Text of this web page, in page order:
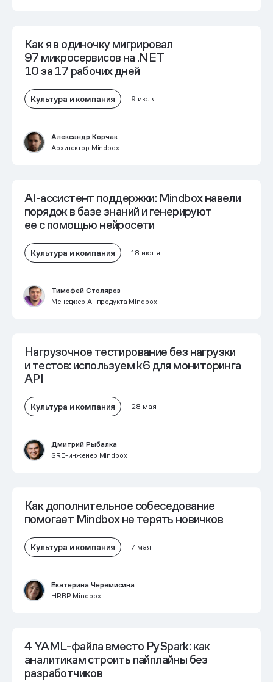
Как я в одиночку мигрировал
97 микросервисов на .NET
10 за 17 рабочих дней
Культура и компания 9 июля
Александр Корчак
Архитектор Mindbox
AI-ассистент поддержки: Mindbox навели
порядок в базе знаний и генерируют
ее с помощью нейросети
Культура и компания 18 июня
Тимофей Столяров
Менеджер AI-продукта Mindbox
Нагрузочное тестирование без нагрузки
и тестов: используем k6 для мониторинга
API
Культура и компания 28 мая
Дмитрий Рыбалка
SRE-инженер Mindbox
Как дополнительное собеседование
помогает Mindbox не терять новичков
Культура и компания 7 мая
Екатерина Черемисина
HRBP Mindbox
4 YAML-файла вместо PySpark: как
аналитикам строить пайплайны без
разработчиков